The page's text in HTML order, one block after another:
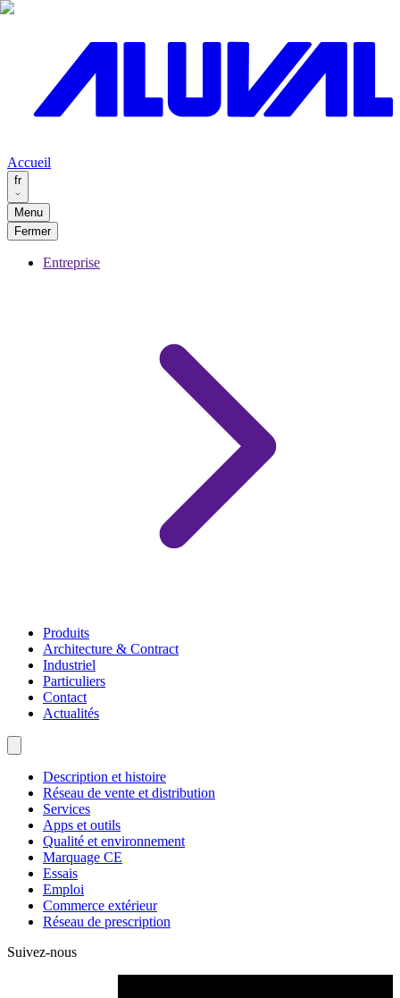
Accueil
fr
Menu
Fermer
Entreprise
Produits
Architecture & Contract
Industriel
Particuliers
Contact
Actualités
Description et histoire
Réseau de vente et distribution
Services
Apps et outils
Qualité et environnement
Marquage CE
Essais
Emploi
Commerce extérieur
Réseau de prescription
Suivez-nous